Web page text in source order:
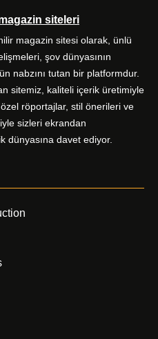
siteleri
magazin sitesi olarak, ünlü
şov dünyasının
nabzını tutan bir platformdur.
sitemiz, kaliteli içerik üretimiyle
röportajlar, stil önerileri ve
sizleri ekrandan
dünyasına davet ediyor.